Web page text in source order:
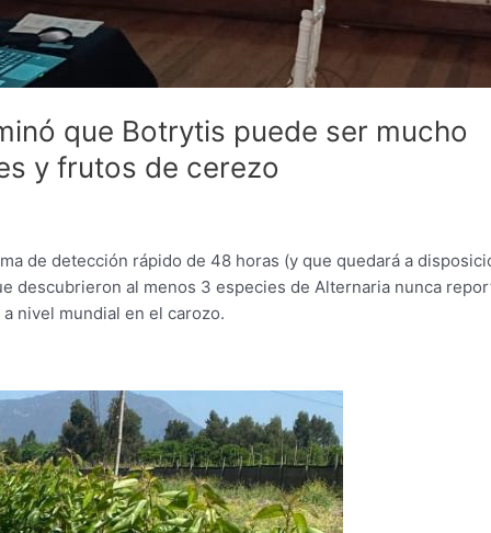
que Botrytis puede ser mucho
y frutos de cerezo
de detección rápido de 48 horas (y que quedará a
descubrieron al menos 3 especies de Alternaria nunca
nivel mundial en el carozo.